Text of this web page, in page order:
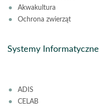
Akwakultura
Ochrona zwierząt
Systemy Informatyczne
ADIS
CELAB